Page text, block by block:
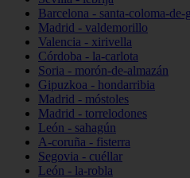
Barcelona - santa-coloma-de-
Madrid - valdemorillo
Valencia - xirivella
Córdoba - la-carlota
Soria - morón-de-almazán
Gipuzkoa - hondarribia
Madrid - móstoles
Madrid - torrelodones
León - sahagún
A-coruña - fisterra
Segovia - cuéllar
León - la-robla